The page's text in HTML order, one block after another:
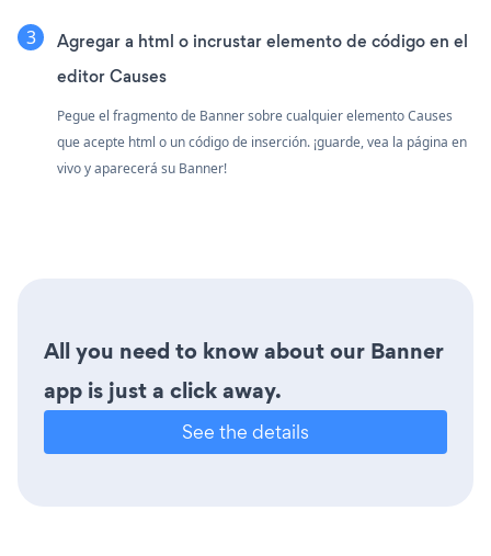
Agregar a html o incrustar elemento de código en el
editor Causes
Pegue el fragmento de Banner sobre cualquier elemento Causes
que acepte html o un código de inserción. ¡guarde, vea la página en
vivo y aparecerá su Banner!
All you need to know about our Banner
app is just a click away.
See the details